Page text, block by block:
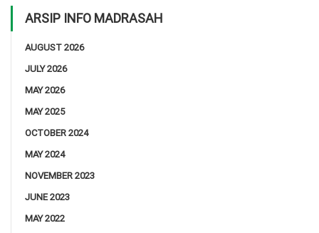
ARSIP INFO MADRASAH
AUGUST 2026
JULY 2026
MAY 2026
MAY 2025
OCTOBER 2024
MAY 2024
NOVEMBER 2023
JUNE 2023
MAY 2022